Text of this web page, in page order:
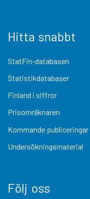
Hitta snabbt
StatFin-databasen
Statistikdatabaser
Finland i siffror
Prisomräknaren
Kommande publiceringar
Undersökningsmaterial
Följ oss